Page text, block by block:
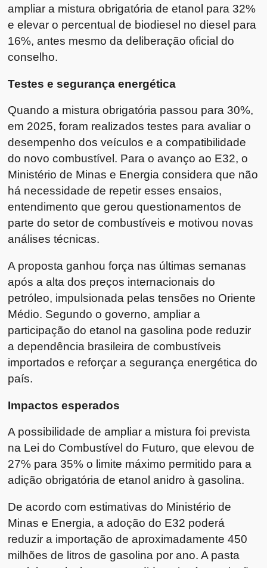
ampliar a mistura obrigatória de etanol para 32%
e elevar o percentual de biodiesel no diesel para
16%, antes mesmo da deliberação oficial do
conselho.
Testes e segurança energética
Quando a mistura obrigatória passou para 30%,
em 2025, foram realizados testes para avaliar o
desempenho dos veículos e a compatibilidade
do novo combustível. Para o avanço ao E32, o
Ministério de Minas e Energia considera que não
há necessidade de repetir esses ensaios,
entendimento que gerou questionamentos de
parte do setor de combustíveis e motivou novas
análises técnicas.
A proposta ganhou força nas últimas semanas
após a alta dos preços internacionais do
petróleo, impulsionada pelas tensões no Oriente
Médio. Segundo o governo, ampliar a
participação do etanol na gasolina pode reduzir
a dependência brasileira de combustíveis
importados e reforçar a segurança energética do
país.
Impactos esperados
A possibilidade de ampliar a mistura foi prevista
na Lei do Combustível do Futuro, que elevou de
27% para 35% o limite máximo permitido para a
adição obrigatória de etanol anidro à gasolina.
De acordo com estimativas do Ministério de
Minas e Energia, a adoção do E32 poderá
reduzir a importação de aproximadamente 450
milhões de litros de gasolina por ano. A pasta